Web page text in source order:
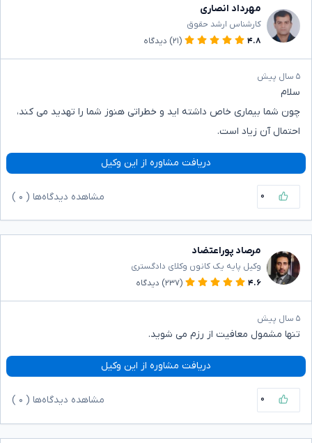
مهرداد انصاری
کارشناس ارشد حقوق
۴.۸
(۲۱) دیدگاه
۵ سال پیش
سلام
چون شما بیماری خاص داشته اید و خطراتی هنوز شما را تهدید می کند،
احتمال آن زیاد است.
دریافت مشاوره از این وکیل
۰ مشاهده دیدگاه‌ها ( ۰
مرصاد پوراعتضاد
وکیل پایه یک کانون وکلای دادگستری
۴.۶
(۲۳۷) دیدگاه
۵ سال پیش
تنها مشمول معافیت از رزم می شوید.
دریافت مشاوره از این وکیل
۰ مشاهده دیدگاه‌ها ( ۰